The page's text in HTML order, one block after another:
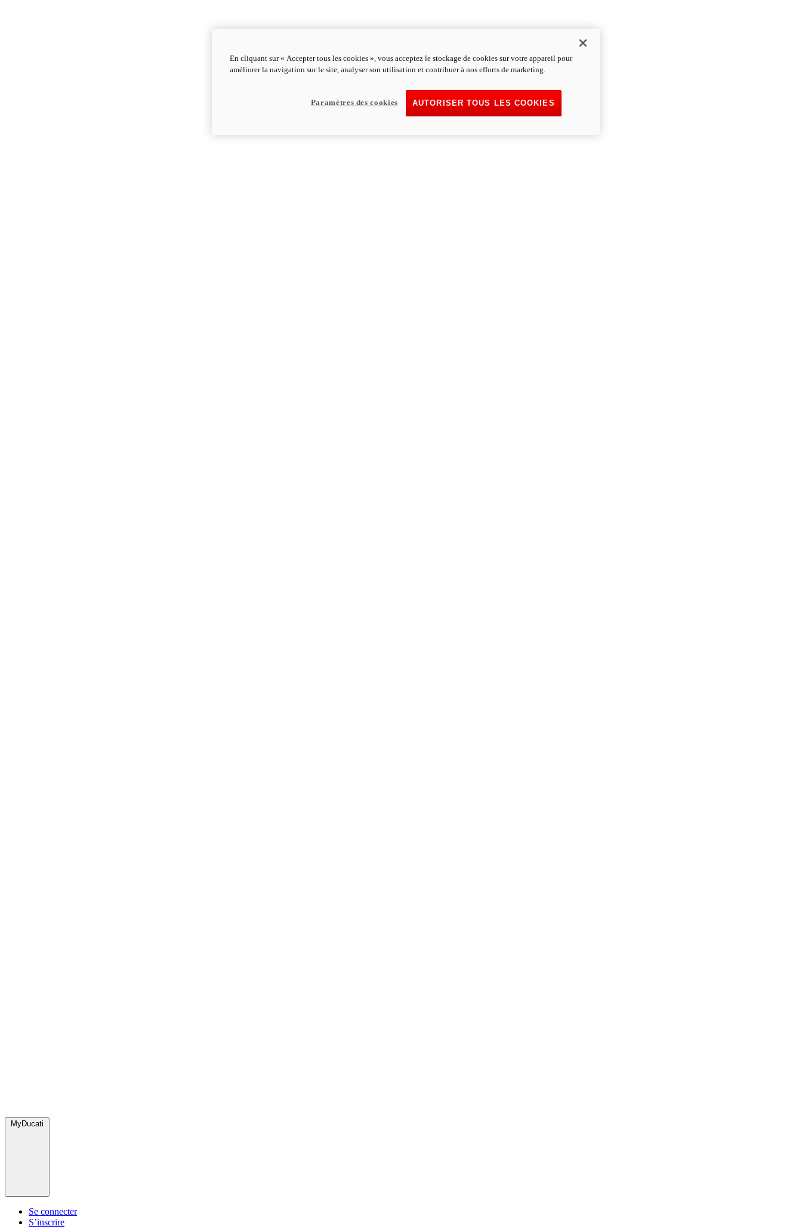
MyDucati
Se connecter
S’inscrire
En cliquant sur « Accepter tous les cookies », vous acceptez le stockage de cookies sur votre appareil pour
améliorer la navigation sur le site, analyser son utilisation et contribuer à nos efforts de marketing.
AUTORISER TOUS LES COOKIES
Paramètres des cookies